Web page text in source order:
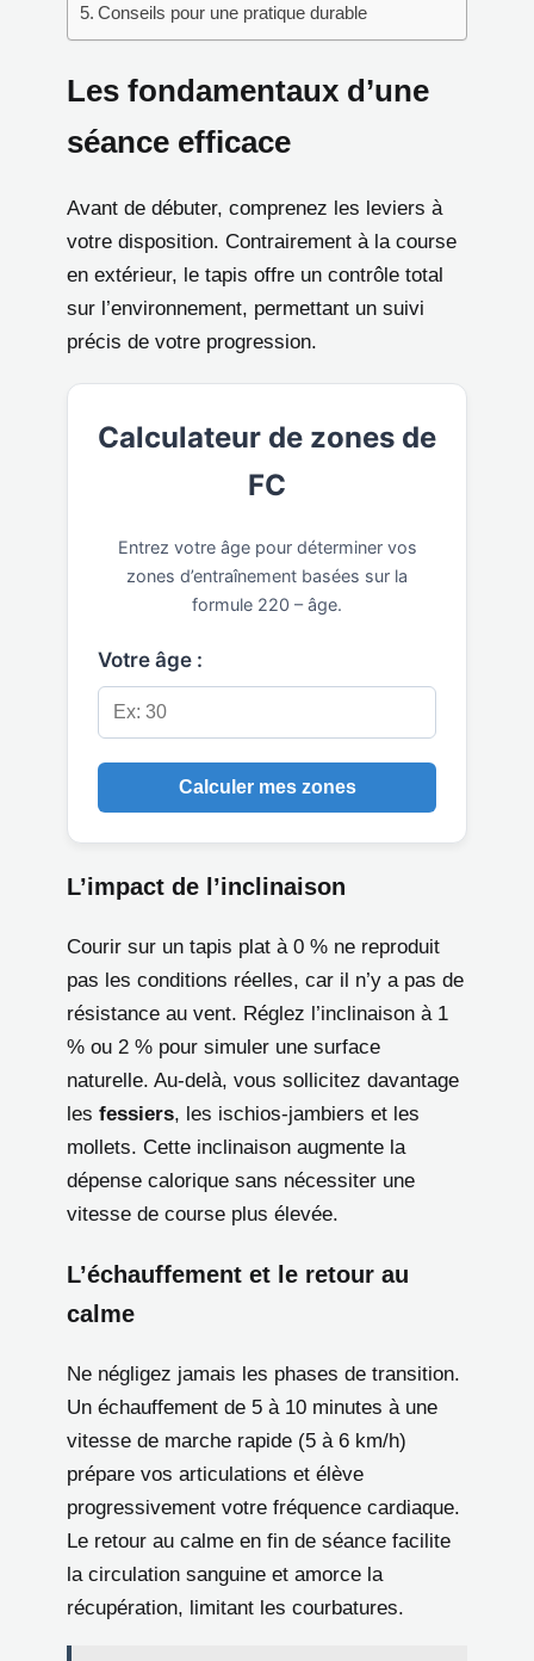
Conseils pour une pratique durable
Les fondamentaux d’une
séance efficace
Avant de débuter, comprenez les leviers à
votre disposition. Contrairement à la course
en extérieur, le tapis offre un contrôle total
sur l’environnement, permettant un suivi
précis de votre progression.
Calculateur de zones de
FC
Entrez votre âge pour déterminer vos
zones d’entraînement basées sur la
formule 220 – âge.
Votre âge :
Calculer mes zones
L’impact de l’inclinaison
Courir sur un tapis plat à 0 % ne reproduit
pas les conditions réelles, car il n’y a pas de
résistance au vent. Réglez l’inclinaison à 1
% ou 2 % pour simuler une surface
naturelle. Au-delà, vous sollicitez davantage
les fessiers, les ischios-jambiers et les
mollets. Cette inclinaison augmente la
dépense calorique sans nécessiter une
vitesse de course plus élevée.
L’échauffement et le retour au
calme
Ne négligez jamais les phases de transition.
Un échauffement de 5 à 10 minutes à une
vitesse de marche rapide (5 à 6 km/h)
prépare vos articulations et élève
progressivement votre fréquence cardiaque.
Le retour au calme en fin de séance facilite
la circulation sanguine et amorce la
récupération, limitant les courbatures.